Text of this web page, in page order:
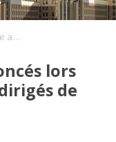
Les gagnants de la meilleure affiche annoncés lors de la soirée de présentation des travaux dirigés de la maîtrise en physiothérapie
lors
de